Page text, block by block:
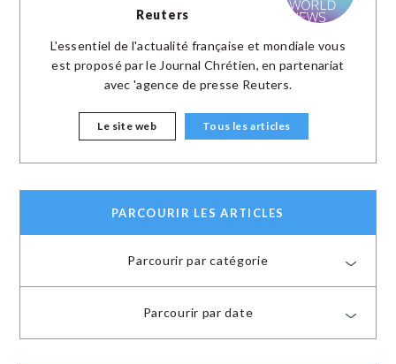
Reuters
L'essentiel de l'actualité française et mondiale vous
est proposé par le Journal Chrétien, en partenariat
avec 'agence de presse Reuters.
Le site web Tous les articles
PARCOURIR LES ARTICLES
Parcourir par catégorie
Parcourir par date